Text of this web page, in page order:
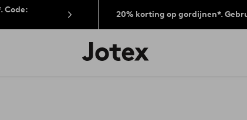
Code:
20% korting op gordijnen*.
Jotex
logo